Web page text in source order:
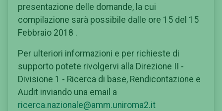
presentazione delle domande, la cui
compilazione sarà possibile dalle ore 15 del 15
Febbraio 2018 .
Per ulteriori informazioni e per richieste di
supporto potete rivolgervi alla Direzione II -
Divisione 1 - Ricerca di base, Rendicontazione e
Audit inviando una email a
ricerca.nazionale@amm.uniroma2.it